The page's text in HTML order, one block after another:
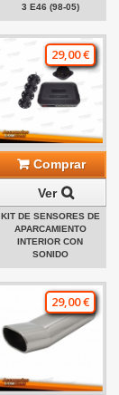
3 E46 (98-05)
29,00 €
Comprar
Ver
KIT DE SENSORES DE
APARCAMIENTO
INTERIOR CON
SONIDO
29,00 €